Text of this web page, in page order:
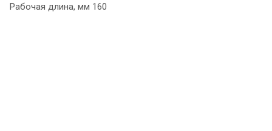
Рабочая длина, мм 160